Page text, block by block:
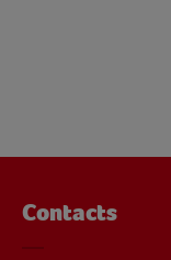
Contacts